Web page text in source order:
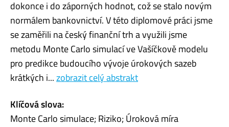
dokonce i do záporných hodnot, což se stalo novým
normálem bankovnictví. V této diplomové práci jsme
se zaměřili na český finanční trh a využili jsme
metodu Monte Carlo simulací ve Vašíčkově modelu
pro predikce budoucího vývoje úrokových sazeb
krátkých i...zobrazit celý abstrakt
Klíčová slova:
Monte Carlo simulace; Riziko; Úroková míra